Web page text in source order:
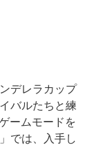
デレラカップ
バルたちと練
ームモードを
では、入手し